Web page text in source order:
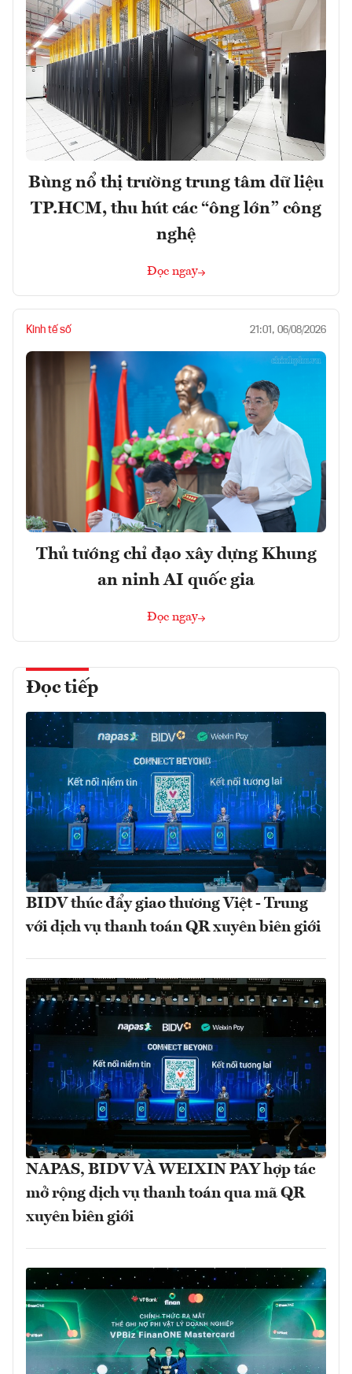
Bùng nổ thị trường trung tâm dữ liệu
TP.HCM, thu hút các “ông lớn” công
nghệ
Đọc ngay
Kinh tế số 21:01, 06/08/2026
Thủ tướng chỉ đạo xây dựng Khung
an ninh AI quốc gia
Đọc ngay
Đọc tiếp
BIDV thúc đẩy giao thương Việt - Trung
với dịch vụ thanh toán QR xuyên biên giới
NAPAS, BIDV VÀ WEIXIN PAY hợp tác
mở rộng dịch vụ thanh toán qua mã QR
xuyên biên giới